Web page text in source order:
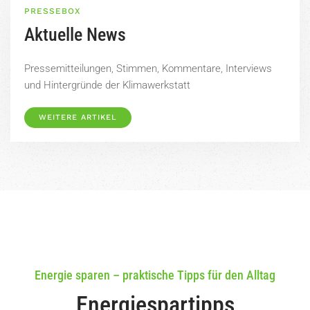
PRESSEBOX
Aktuelle News
Pressemitteilungen, Stimmen, Kommentare, Interviews
und Hintergründe der Klimawerkstatt
WEITERE ARTIKEL
Energie sparen – praktische Tipps für den Alltag
Energiespartipps